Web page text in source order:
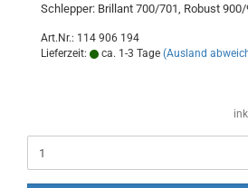
Schlepper: Brillant 700/701, Robust 900/
Art.Nr.: 114 906 194
Lieferzeit:
ca. 1-3 Tage (Ausland